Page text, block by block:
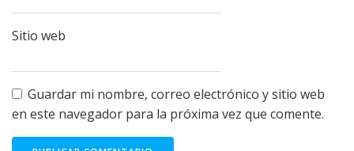
Sitio web
Guardar mi nombre, correo electrónico y sitio web
en este navegador para la próxima vez que comente.